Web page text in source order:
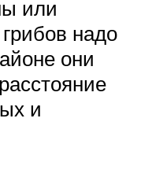
или
надо
они
и